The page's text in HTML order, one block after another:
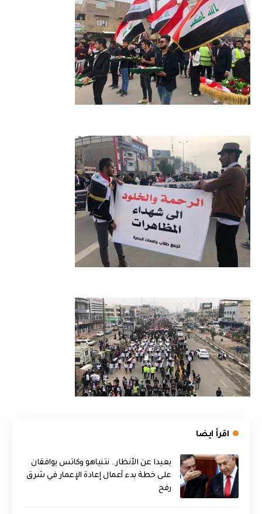
اقرأ ايضا
بعيدا عن الأنظار.. نتنياهو وكاتس يوافقان
على خطة بدء أعمال إعادة الإعمار في شرق
رفح